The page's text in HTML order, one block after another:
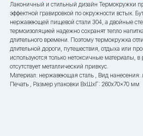
Лаконичный и стильный дизайн Термокружки
эффектной гравировкой по окружности встык.
нержавеющей пищевой стали 304, а двойные
термоизоляцией надежно сохранят тепло
длительного времени. Поэтому термокружка
длительной дороги, путешествия, отдыха или
используются только нетоксичные материалы, в
отсутствует металлический привкус.
Материал: нержавеющая сталь , Вид нанесения:
Печать , Размер упаковки ВxШxГ: 260x70x70 мм